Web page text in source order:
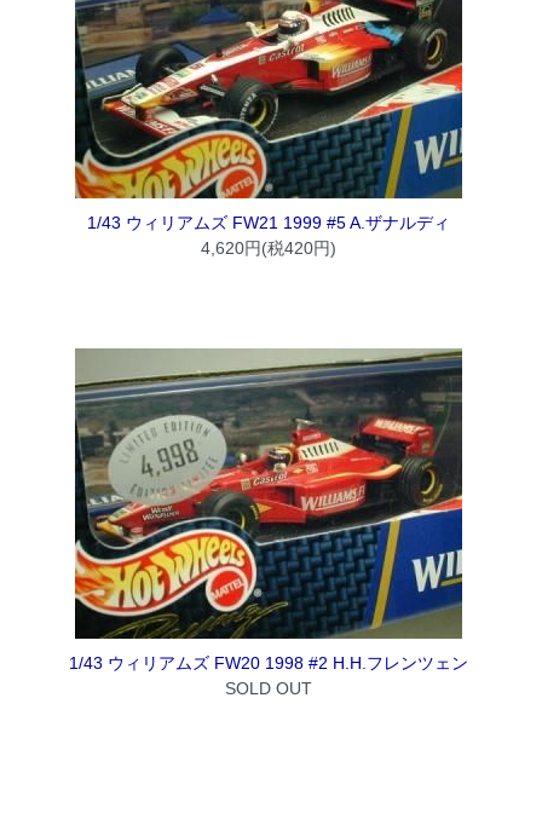
1/43 ウィリアムズ FW21 1999 #5 A.ザナルディ
4,620円(税420円)
1/43 ウィリアムズ FW20 1998 #2 H.H.フレンツェン
SOLD OUT